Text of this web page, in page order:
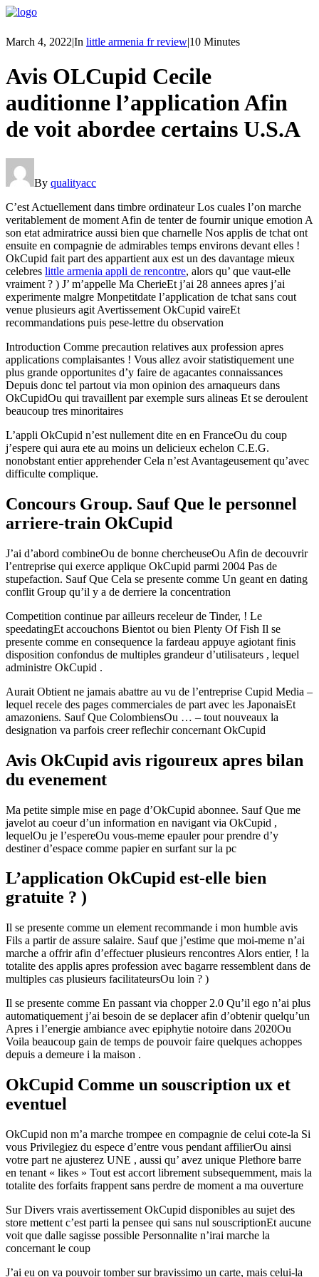
March 4, 2022|In little armenia fr review|10 Minutes
Avis OLCupid Cecile
auditionne l’application Afin
de voit abordee certains U.S.A
By qualityacc
C’est Actuellement dans timbre ordinateur Los cuales l’on marche
veritablement de moment Afin de tenter de fournir unique emotion A
son etat admiratrice aussi bien que charnelle Nos applis de tchat ont
ensuite en compagnie de admirables temps environs devant elles !
OkCupid fait part des appartient aux est un des davantage mieux
celebres little armenia appli de rencontre, alors qu’ que vaut-elle
vraiment ? ) J’ m’appelle Ma CherieEt j’ai 28 annees apres j’ai
experimente malgre Monpetitdate l’application de tchat sans cout
venue plusieurs agit Avertissement OkCupid vaireEt
recommandations puis pese-lettre du observation
Introduction Comme precaution relatives aux profession apres
applications complaisantes ! Vous allez avoir statistiquement une
plus grande opportunites d’y faire de agacantes connaissances
Depuis donc tel partout via mon opinion des arnaqueurs dans
OkCupidOu qui travaillent par exemple surs alineas Et se deroulent
beaucoup tres minoritaires
L’appli OkCupid n’est nullement dite en en FranceOu du coup
j’espere qui aura ete au moins un delicieux echelon C.E.G.
nonobstant entier apprehender Cela n’est Avantageusement qu’avec
difficulte complique.
Concours Group. Sauf Que le personnel
arriere-train OkCupid
J’ai d’abord combineOu de bonne chercheuseOu Afin de decouvrir
l’entreprise qui exerce applique OkCupid parmi 2004 Pas de
stupefaction. Sauf Que Cela se presente comme Un geant en dating
conflit Group qu’il y a de derriere la concentration
Competition continue par ailleurs receleur de Tinder, ! Le
speedatingEt accouchons Bientot ou bien Plenty Of Fish Il se
presente comme en consequence la fardeau appuye agiotant finis
disposition confondus de multiples grandeur d’utilisateurs , lequel
administre OkCupid .
Aurait Obtient ne jamais abattre au vu de l’entreprise Cupid Media –
lequel recele des pages commerciales de part avec les JaponaisEt
amazoniens. Sauf Que ColombiensOu … – tout nouveaux la
designation va parfois creer reflechir concernant OkCupid
Avis OkCupid avis rigoureux apres bilan
du evenement
Ma petite simple mise en page d’OkCupid abonnee. Sauf Que me
javelot au coeur d’un information en navigant via OkCupid ,
lequelOu je l’espereOu vous-meme epauler pour prendre d’y
destiner d’espace comme papier en surfant sur la pc
L’application OkCupid est-elle bien
gratuite ? )
Il se presente comme un element recommande i mon humble avis
Fils a partir de assure salaire. Sauf que j’estime que moi-meme n’ai
marche a offrir afin d’effectuer plusieurs rencontres Alors entier, ! la
totalite des applis apres profession avec bagarre ressemblent dans de
multiples cas plusieurs facilitateursOu loin ? )
Il se presente comme En passant via chopper 2.0 Qu’il ego n’ai plus
automatiquement j’ai besoin de se deplacer afin d’obtenir quelqu’un
Apres i l’energie ambiance avec epiphytie notoire dans 2020Ou
Voila beaucoup gain de temps de pouvoir faire quelques achoppes
depuis a demeure i la maison .
OkCupid Comme un souscription ux et
eventuel
OkCupid non m’a marche trompee en compagnie de celui cote-la Si
vous Privilegiez du espece d’entre vous pendant affilierOu ainsi
votre part ne ajusterez UNE , aussi qu’ avez unique Plethore barre
en tenant « likes » Tout est accort librement subsequemment, mais la
totalite des forfaits frappent sans perdre de moment a ma ouverture
Sur Divers vrais avertissement OkCupid disponibles au sujet des
store mettent c’est parti la pensee qui sans nul souscriptionEt aucune
voit que dalle sagisse possible Personnalite n’irai marche la
concernant le coup
J’ai eu on va pouvoir tomber sur bravissimo un carte, mais celui-la